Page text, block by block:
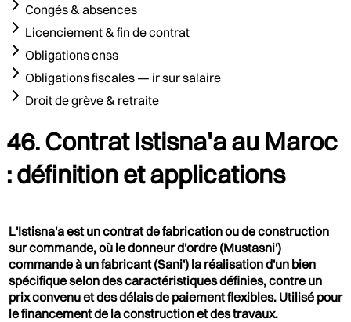
Congés & absences
Licenciement & fin de contrat
Obligations cnss
Obligations fiscales — ir sur salaire
Droit de grève & retraite
46. Contrat Istisna'a au Maroc
: définition et applications
L'Istisna'a est un contrat de fabrication ou de construction
sur commande, où le donneur d'ordre (Mustasni')
commande à un fabricant (Sani') la réalisation d'un bien
spécifique selon des caractéristiques définies, contre un
prix convenu et des délais de paiement flexibles. Utilisé pour
le financement de la construction et des travaux.